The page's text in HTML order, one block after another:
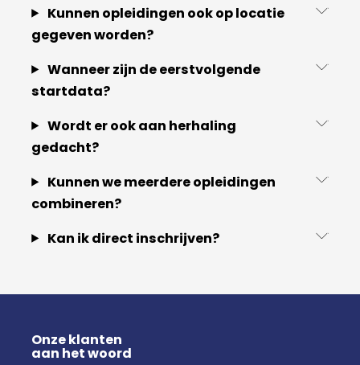
Kunnen opleidingen ook op locatie
gegeven worden?
Wanneer zijn de eerstvolgende
startdata?
Wordt er ook aan herhaling
gedacht?
Kunnen we meerdere opleidingen
combineren?
Kan ik direct inschrijven?
Onze klanten
aan het woord